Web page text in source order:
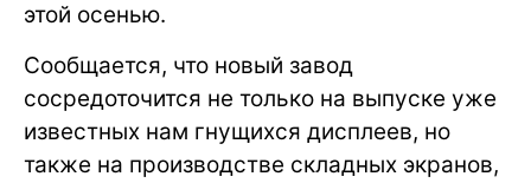
этой осенью.
Сообщается, что новый завод
сосредоточится не только на выпуске уже
известных нам гнущихся дисплеев, но
также на производстве складных экранов,